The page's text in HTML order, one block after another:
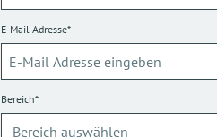
E-Mail Adresse*
Bereich*